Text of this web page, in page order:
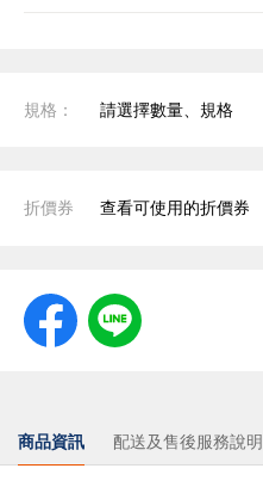
規格： 請選擇數量、規格
折價券 查看可使用的折價券
商品資訊 配送及售後服務說明